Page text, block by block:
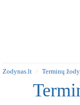
Zodynas.lt Terminų